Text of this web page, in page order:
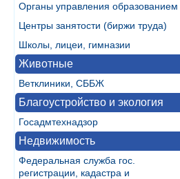
Органы управления образованием
Центры занятости (биржи труда)
Школы, лицеи, гимназии
Животные
Ветклиники, СББЖ
Благоустройство и экология
Госадмтехнадзор
Недвижимость
Федеральная служба гос.
регистрации, кадастра и